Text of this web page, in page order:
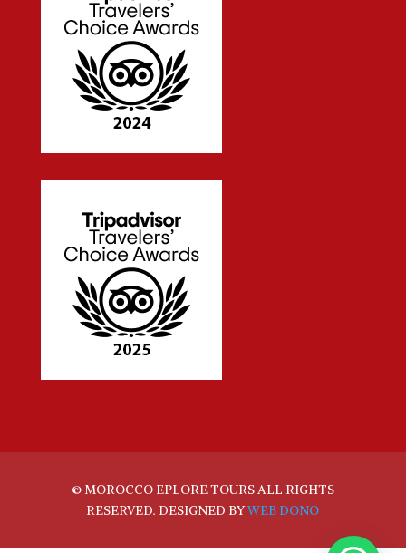
© MOROCCO EPLORE TOURS ALL RIGHTS
RESERVED. DESIGNED BYWEB DONO